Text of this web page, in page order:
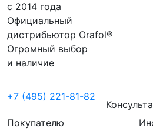
с 2014 года
Официальный
дистрибьютор Orafol®
Огромный выбор
и наличие
+7 (495) 221-81-82
Покупателю